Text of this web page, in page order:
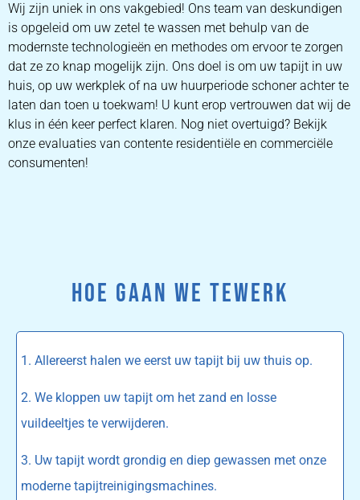
Wij zijn uniek in ons vakgebied! Ons team van deskundigen
is opgeleid om uw zetel te wassen met behulp van de
modernste technologieën en methodes om ervoor te zorgen
dat ze zo knap mogelijk zijn. Ons doel is om uw tapijt in uw
huis, op uw werkplek of na uw huurperiode schoner achter te
laten dan toen u toekwam! U kunt erop vertrouwen dat wij de
klus in één keer perfect klaren. Nog niet overtuigd? Bekijk
onze evaluaties van contente residentiële en commerciële
consumenten!
HOE GAAN WE TEWERK
1. Allereerst halen we eerst uw tapijt bij uw thuis op.
2. We kloppen uw tapijt om het zand en losse
vuildeeltjes te verwijderen.
3. Uw tapijt wordt grondig en diep gewassen met onze
moderne tapijtreinigingsmachines.